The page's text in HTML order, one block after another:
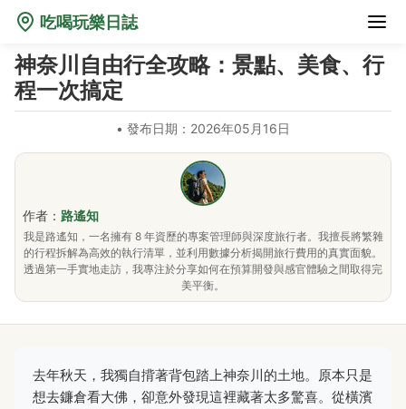
吃喝玩樂日誌
神奈川自由行全攻略：景點、美食、行
程一次搞定
• 發布日期：2026年05月16日
作者： 路遙知
我是路遙知，一名擁有 8 年資歷的專案管理師與深度旅行者。我擅長將繁雜
的行程拆解為高效的執行清單，並利用數據分析揭開旅行費用的真實面貌。
透過第一手實地走訪，我專注於分享如何在預算開發與感官體驗之間取得完
美平衡。
去年秋天，我獨自揹著背包踏上神奈川的土地。原本只是
想去鐮倉看大佛，卻意外發現這裡藏著太多驚喜。從橫濱